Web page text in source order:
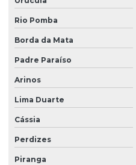
Rio Pomba
Borda da Mata
Padre Paraíso
Arinos
Lima Duarte
Cássia
Perdizes
Piranga